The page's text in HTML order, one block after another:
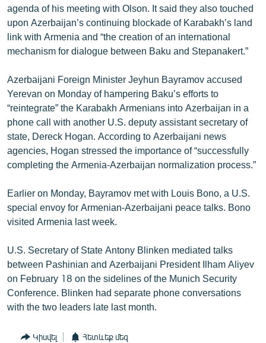
Русский
«Ազատության» բոլոր կայքերը
agenda of his meeting with Olson. It said they also touched
upon Azerbaijan’s continuing blockade of Karabakh’s land
link with Armenia and “the creation of an international
mechanism for dialogue between Baku and Stepanakert.”
Azerbaijani Foreign Minister Jeyhun Bayramov accused
Yerevan on Monday of hampering Baku’s efforts to
“reintegrate” the Karabakh Armenians into Azerbaijan in a
phone call with another U.S. deputy assistant secretary of
state, Dereck Hogan. According to Azerbaijani news
agencies, Hogan stressed the importance of “successfully
completing the Armenia-Azerbaijan normalization process.”
Earlier on Monday, Bayramov met with Louis Bono, a U.S.
special envoy for Armenian-Azerbaijani peace talks. Bono
visited Armenia last week.
U.S. Secretary of State Antony Blinken mediated talks
between Pashinian and Azerbaijani President Ilham Aliyev
on February 18 on the sidelines of the Munich Security
Conference. Blinken had separate phone conversations
with the two leaders late last month.
Կիսվել Հետևեք մեզ